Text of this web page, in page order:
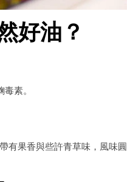
好油？
素。
有果香與些許青草味，風味圓